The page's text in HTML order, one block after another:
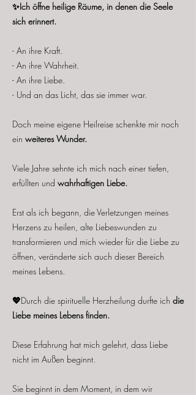
✨Ich öffne heilige Räume, in denen die Seele
sich erinnert.
- An ihre Kraft.
- An ihre Wahrheit.
- An ihre Liebe.
- Und an das Licht, das sie immer war.
Doch meine eigene Heilreise schenkte mir noch
ein weiteres Wunder.
Viele Jahre sehnte ich mich nach einer tiefen,
erfüllten und wahrhaftigen Liebe.
Erst als ich begann, die Verletzungen meines
Herzens zu heilen, alte Liebeswunden zu
transformieren und mich wieder für die Liebe zu
öffnen, veränderte sich auch dieser Bereich
meines Lebens.
💖Durch die spirituelle Herzheilung durfte ich die
Liebe meines Lebens finden.
Diese Erfahrung hat mich gelehrt, dass Liebe
nicht im Außen beginnt.
Sie beginnt in dem Moment, in dem wir